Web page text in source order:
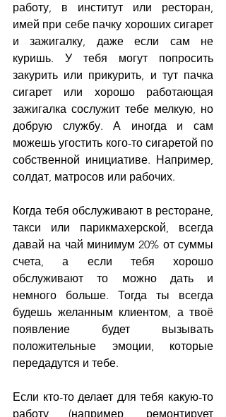
работу, в институт или ресторан,
имей при себе пачку хороших сигарет
и зажигалку, даже если сам не
куришь. У тебя могут попросить
закурить или прикурить, и тут пачка
сигарет или хорошо работающая
зажигалка сослужит тебе мелкую, но
добрую службу. А иногда и сам
можешь угостить кого-то сигаретой по
собственной инициативе. Например,
солдат, матросов или рабочих.
Когда тебя обслуживают в ресторане,
такси или парикмахерской, всегда
давай на чай минимум 20% от суммы
счета, а если тебя хорошо
обслуживают то можно дать и
немного больше. Тогда ты всегда
будешь желанным клиентом, а твоё
появление будет вызывать
положительные эмоции, которые
передадутся и тебе.
Если кто-то делает для тебя какую-то
работу (например, ремонтирует